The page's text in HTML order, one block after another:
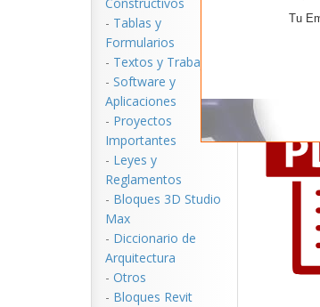
- Tablas y
Formularios
- Textos y Trabajos
- Software y
Aplicaciones
- Proyectos
Importantes
- Leyes y
Reglamentos
- Bloques 3D Studio
Max
- Diccionario de
Arquitectura
- Otros
- Bloques Revit
Tu